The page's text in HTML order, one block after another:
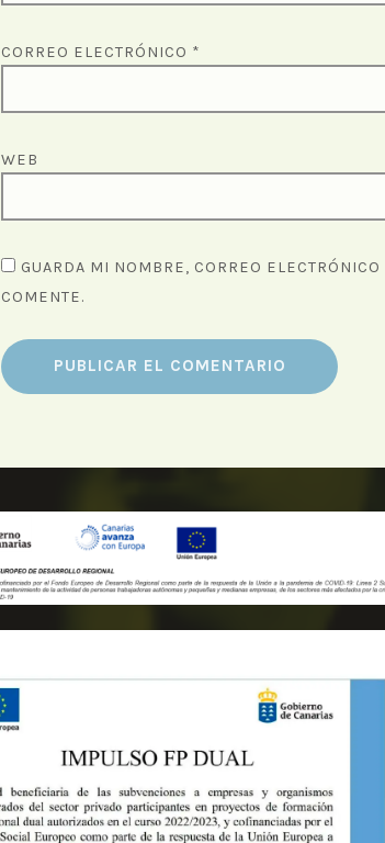
CORREO ELECTRÓNICO *
WEB
GUARDA MI NOMBRE, CORREO
COMENTE.